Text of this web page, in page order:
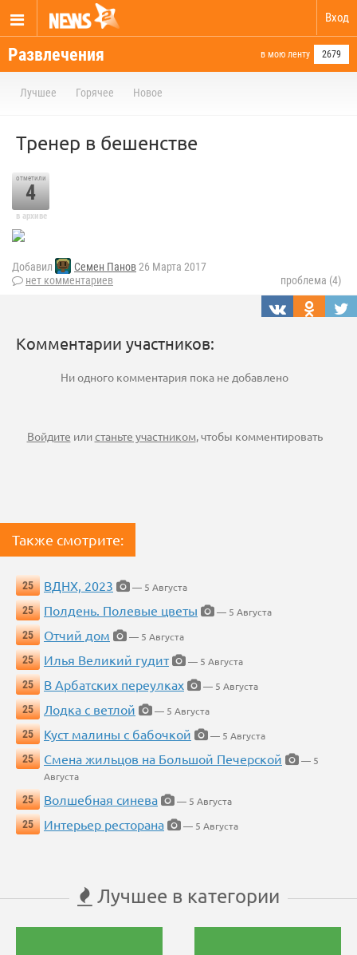
Вход
Развлечения в мою ленту 2679
Лучшее Горячее Новое
Тренер в бешенстве
отметили
4
в архиве
Добавил Семен Панов26 Марта 2017
нет комментариев
проблема (4)
Комментарии участников:
Ни одного комментария пока не добавлено
Войдите илистаньте участником, чтобы комментировать
Также смотрите:
25 ВДНХ, 2023
— 5 Августа
25
Полдень. Полевые цветы
— 5 Августа
25
Отчий дом
— 5 Августа
25
Илья Великий гудит
— 5 Августа
25
В Арбатских переулках
— 5 Августа
25
Лодка с ветлой
— 5 Августа
25
Куст малины с бабочкой
— 5 Августа
25
Смена жильцов на Большой Печерской
— 5
Августа
25
Волшебная синева
— 5 Августа
25
Интерьер ресторана — 5 Августа
Лучшее в категории